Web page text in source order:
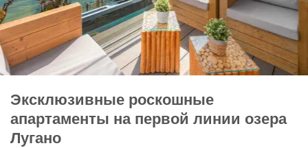
Эксклюзивные роскошные
апартаменты на первой линии озера
Лугано